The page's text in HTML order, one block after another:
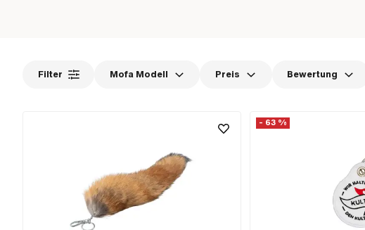
Filter Mofa Modell Preis Bewertung
- 63 %